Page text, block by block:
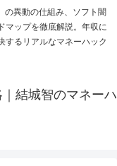
の異動の仕組み、ソフト闇
マップを徹底解説。年収に
するリアルなマネーハック
結城智のマネーハ